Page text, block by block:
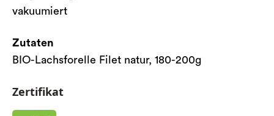
vakuumiert
Zutaten
BIO-Lachsforelle Filet natur, 180-200g
Zertifikat